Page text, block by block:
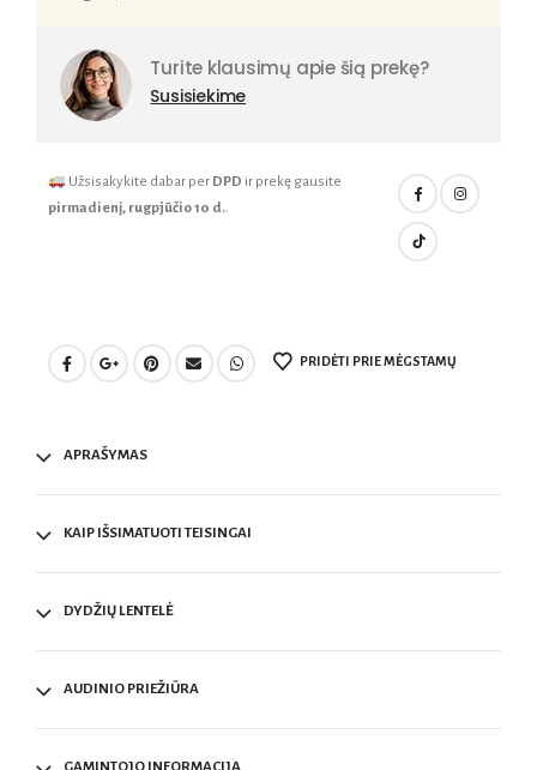
Turite klausimų apie šią prekę?
Susisiekime
Užsisakykite dabar per DPD ir prekę gausite
pirmadienį, rugpjūčio 10 d..
PRIDĖTI PRIE MĖGSTAMŲ
APRAŠYMAS
KAIP IŠSIMATUOTI TEISINGAI
DYDŽIŲ LENTELĖ
AUDINIO PRIEŽIŪRA